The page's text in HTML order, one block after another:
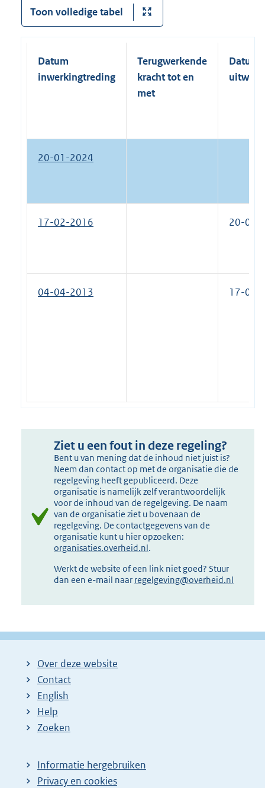
Toon volledige tabel
Datum
inwerkingtreding
Terugwerkende
kracht tot en
met
Datum
20-01-2024
17-02-2016 20-01-
04-04-2013 17-02-
Ziet u een fout in deze regeling?
Bent u van mening dat de inhoud niet juist is?
Neem dan contact op met de organisatie die de
regelgeving heeft gepubliceerd. Deze
organisatie is namelijk zelf verantwoordelijk
voor de inhoud van de regelgeving. De naam
van de organisatie ziet u bovenaan de
regelgeving. De contactgegevens van de
organisatie kunt u hier opzoeken:
organisaties.overheid.nl.
Werkt de website of een link niet goed? Stuur
dan een e-mail naar regelgeving@overheid.nl
Over deze website
Contact
English
Help
Zoeken
Informatie hergebruiken
Privacy en cookies